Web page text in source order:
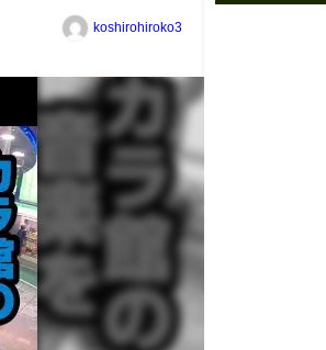
koshirohiroko3